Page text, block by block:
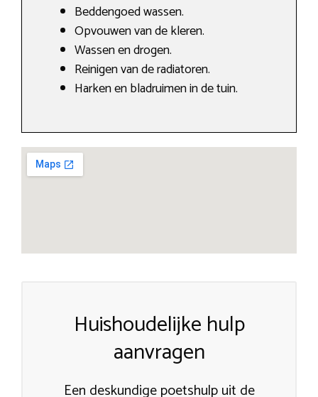
Beddengoed wassen.
Opvouwen van de kleren.
Wassen en drogen.
Reinigen van de radiatoren.
Harken en bladruimen in de tuin.
Huishoudelijke hulp
aanvragen
Een deskundige poetshulp uit de